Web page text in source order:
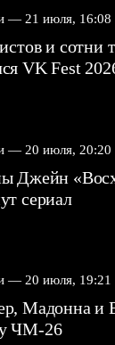
— 21 июля, 16:08
и сотни
VK Fest
— 20 июля, 20:20
Джейн
сериал
— 20 июля, 19:21
Мадонна и
ЧМ-26